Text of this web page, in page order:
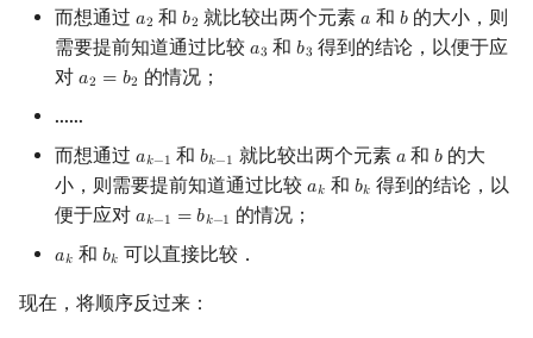
而想通过 𝑎2
a2 和𝑏2
b2就比较出两个元素𝑎
a 和 𝑏
b的大小，则
需要提前知道通过比较 𝑎3
a3 和𝑏3
b3得到的结论，以便于应
对 𝑎2 = 𝑏2
a2 =b 2
的情况；
……
而想通过 𝑎𝑘−1
ak−1 和𝑏𝑘−1
bk−1 就比较出两个元素 𝑎
a 和𝑏
b的大
小，则需要提前知道通过比较 𝑎𝑘
ak 和 𝑏𝑘
bk 得到的结论，以
便于应对 𝑎𝑘−1 = 𝑏𝑘−1
ak−1 =b k−1 的情况；
𝑎𝑘
ak 和 𝑏𝑘
bk 可以直接比较．
现在，将顺序反过来：